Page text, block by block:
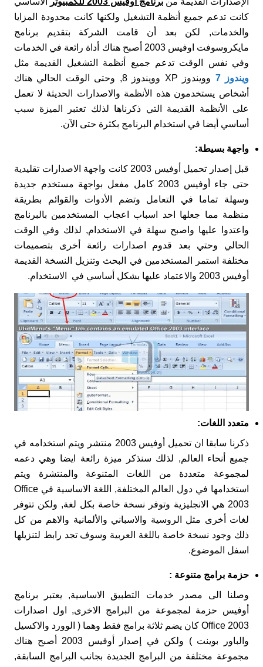
كانت تدعم جميع أنظمة التشغيل ولكنها كانت محدودة المزايا
والخدمات, لكن بعد أن قامت الشركة بتقديم برنامج
مايكروسوفت اوفيس 2003 أصبح هناك أداة رائعة في الخدمات
وفي نفس الوقت تدعم جميع أنظمة التشغيل القديمة مثل
ويندوز 7
وويندوز XP وويندوز 8, وحتى الوقت الحالي هناك
أشخاص يستخدمون هذه الأنظمة والاصدارات الحديثة لا تعمل
على الأنظمة القديمة التي ذكرناها لذلك تعتبر الميزة سبب
أساسي أيضا في استخدام البرنامج بكثرة حتى الآن.
واجهة بسيطة:
قبل إصدار تحميل أوفيس 2003 كانت واجهة الاصدارات تقليدية
حتى جاء أوفيس 2003 كامل مفعل بواجهة مستخدم جديدة
وسهلة تماما في التعامل وتضم الأدوات والقوائم بطريقة
منظمة مما جعلها احد اسباب اعجاب المستخدمين بالبرنامج
واعتدوا عليها واصبح سهلة في الاستخدام, لذلك وفي الوقت
الحالي وحتي بعد قدوم اصدارات رائعة أخرى بتصميمات
مختلفة استمر المستخدمين في البحث وتنزيل النسخة القديمة
أوفيس 2003 والاعتماد عليها بشكل أساسي في الاستخدام.
متعدد اللغات:
ذكرنا سابقا ان تحميل أوفيس 2003 منتشر ويتم استخدامه في
جميع أنحاء العالم, لذلك سنذكر ميزة رائعة ايضا وهي دعمه
لمجموعة متعددة من اللغات المتنوعة والمنتشرة ويتم
استخدامها في دول العالم المختلفة, اللغة الاساسية في Office
2003 هي الانجليزية وتوفر نسخة خاصة بكل لغة, ولكن تتوفر
لغات أخرى مثل الروسية والاسباني والألمانية والاهم من كل
ذلك وجود نسخة خاصة باللغة العربية وسوف تجد رابط لتنزيلها
اسفل الموضوع.
حزمة برامج متنوعة :
وصلنا الى مصدر خدمات التطبيق الاساسية, يعتبر برنامج
أوفيس حزمة لمجموعة من البرامج الاخرى, اول اصدارات
Office 2003 كان يضم ثلاثة برامج فقط وهما ( الوورد والاكسيل
والباور بوينت ) ولكن في إصدار أوفيس 2003 أصبح هناك
مجموعة مختلفة من البرامج الجديدة بجانب البرامج السابقة,